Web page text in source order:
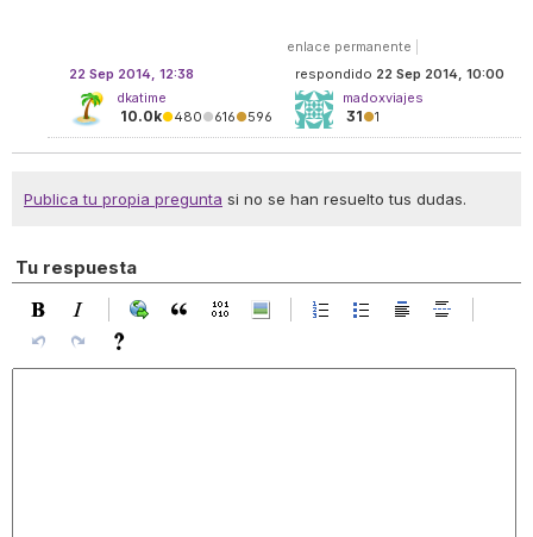
enlace permanente
respondido 22 Sep 2014, 10:00
madoxviajes
31●1
22 Sep 2014, 12:38
dkatime
10.0k●480●616●596
Publica tu propia pregunta si no se han resuelto tus dudas.
Tu respuesta